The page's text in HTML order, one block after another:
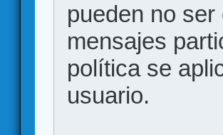
pueden no
mensajes
política se
usuario.